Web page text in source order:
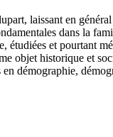
laissant en
dans la
étudiées et pourtant
objet historique et
démographie,